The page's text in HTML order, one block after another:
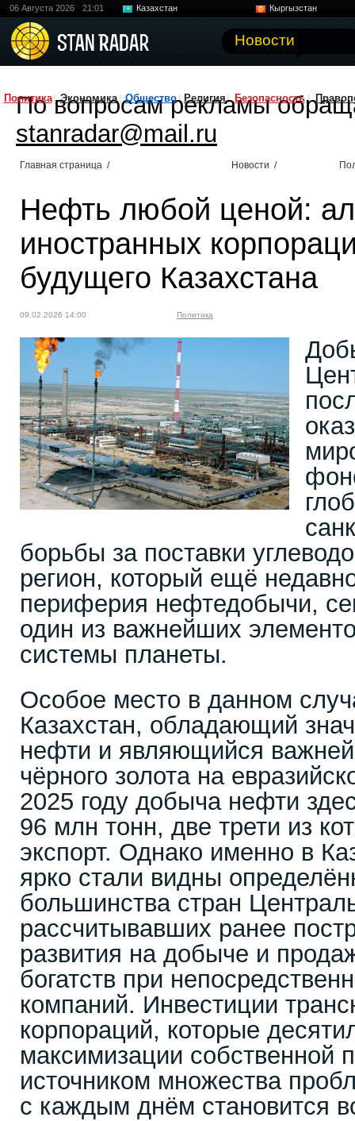
06 Августа 2026 21:01 Казахстан
Кыргызстан
Новости
Политика Экономика Общество Религия Безопасность
По вопросам рекламы
stanradar@mail.ru
Главная страница / Новости /
Нефть любой ценой:
иностранных
будущего Казахстана
09.02.2026 14:00 Политика
борьбы за поставки
регион, который ещё
периферия нефтедобычи,
один из важнейших
системы планеты.
Особое место в данном
Казахстан, обладающий
нефти и являющийся
чёрного золота на
2025 году добыча нефти
96 млн тонн, две трети из
экспорт. Однако именно в
ярко стали видны
большинства стран
рассчитывавших ранее
развития на добыче и
богатств при
компаний. Инвестиции
корпораций, которые
максимизации собственной
источником множества
с каждым днём становится